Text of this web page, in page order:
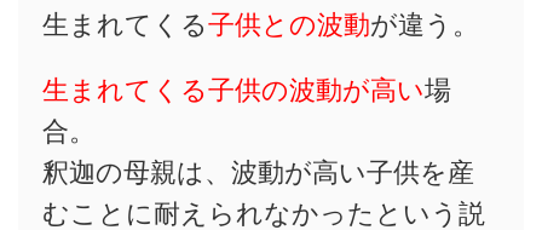
生まれてくる子供との波動が違う。
生まれてくる子供の波動が高い場
合。
釈迦の母親は、波動が高い子供を産
むことに耐えられなかったという説